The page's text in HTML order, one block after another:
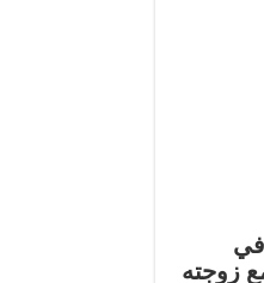
في
زوجته